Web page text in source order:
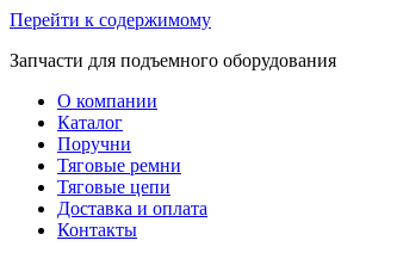
Перейти к содержимому
Запчасти для подъемного оборудования
О компании
Каталог
Поручни
Тяговые ремни
Тяговые цепи
Доставка и оплата
Контакты